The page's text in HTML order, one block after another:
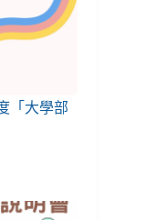
「大學部